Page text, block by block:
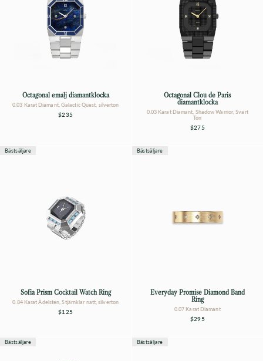
Octagonal emalj diamantklocka
0.03 Karat Diamant, Galactic Quest, silverton
$235
Octagonal Clou de Paris
diamantklocka
0.03 Karat Diamant, Shadow Warrior, Svart
Ton
$275
Bästsäljare
Sofia Prism Cocktail Watch Ring
0.84 Karat Ädelsten, Stjärnklar natt, silverton
$125
Bästsäljare
Everyday Promise Diamond Band
Ring
0.07 Karat Diamant
$295
Bästsäljare Bästsäljare